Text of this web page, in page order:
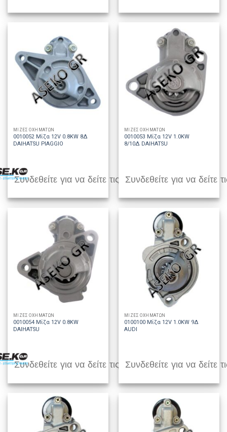
ΜΙΖΕΣ ΟΧΗΜΑΤΩΝ
0010052 Μίζα 12V 0.8KW 8Δ
DAIHATSU PIAGGIO
Συνδεθείτε για να δείτε τις τιμές
ΜΙΖΕΣ ΟΧΗΜΑΤΩΝ
0010053 Μίζα 12V 1.0KW
8/10Δ DAIHATSU
Συνδεθείτε για να δείτε
ΜΙΖΕΣ ΟΧΗΜΑΤΩΝ
0010054 Μίζα 12V 0.8KW
DAIHATSU
Συνδεθείτε για να δείτε τις τιμές
ΜΙΖΕΣ ΟΧΗΜΑΤΩΝ
0100100 Μίζα 12V 1.0KW 9Δ
AUDI
Συνδεθείτε για να δείτε